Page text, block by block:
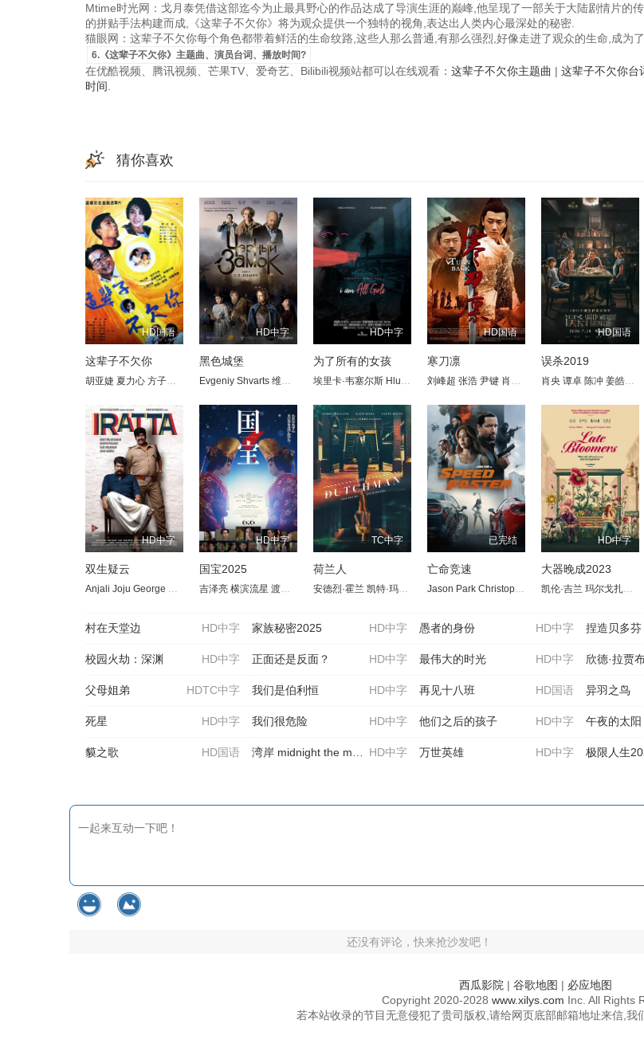
Mtime时光网：戈月泰凭借这部迄今为止最具野心的作品达成了导演生涯的巅峰,他呈现了一部关于大陆剧情片的
的拼贴手法构建而成,《这辈子不欠你》将为观众提供一个独特的视角,表达出人类内心最深处的秘密.
猫眼网：这辈子不欠你每个角色都带着鲜活的生命纹路,这些人那么普通,有那么强烈,好像走进了观众的生命,成为
6.《这辈子不欠你》主题曲、演员台词、播放时间?
在优酷视频、腾讯视频、芒果TV、爱奇艺、Bilibili视频站都可以在线观看： 这辈子不欠你主题曲 | 这辈子不欠你台
时间
猜你喜欢
HD国语
这辈子不欠你
胡亚婕 夏力心 方子哥 郭仁今 林强
HD中字
黑色城堡
Evgeniy Shvarts 维罗妮卡·乌斯蒂莫娃 叶夫根尼·斯迪查金 琳达·拉宾什 阿纳斯塔西娅·克拉索夫斯卡娅
HD中字
为了所有的女孩
埃里卡·韦塞尔斯 Hlubi Mboya Leshego Molokwane Nomvelo Makhanya 德
HD国语
寒刀凛
刘峰超 张浩 尹键 肖琳扬
HD国语
误杀2019
肖央 谭卓 陈冲 姜皓文
HD中字
双生疑云
Anjali Joju George Srindaa
HD中字
国宝2025
吉泽亮 横滨流星 渡边谦 高畑充希 寺岛忍 田中泯 森七菜 见上爱 永濑正敏 黑川想矢 三浦贵大
TC中字
荷兰人
安德烈·霍兰 凯特·玛拉 斯蒂芬·亨德森 莎姬·贝兹 阿尔迪斯·霍吉 劳伦·E.班克斯
已完结
亡命竞速
Jason Park Christopher Deon Luka Dingess
HD中字
大器晚成2023
凯伦·吉兰 玛尔戈扎塔·扎亚茨夫斯卡
HD中字
村在天堂边 HD中字
家族秘密2025 HD中字
愚者的身份 捏造贝多芬
HD中字
校园火劫：深渊 HD中字
正面还是反面？ HD中字
最伟大的时光 欣德·拉贾
HDTC中字
父母姐弟 HD中字
我们是伯利恒 HD国语
再见十八班 异羽之鸟
HD中字
死星 HD中字
我们很危险 HD中字
他们之后的孩子 午夜的太阳
HD国语
貘之歌 HD中字
湾岸 midnight the movie HD中字
万世英雄 极限人生
还没有评论，快来抢沙发吧！
西瓜影院 | 谷歌地图 | 必应地图
Copyright 2020-2028 www.xilys.com Inc. All Rights
若本站收录的节目无意侵犯了贵司版权,请给网页底部邮箱地址来信,我